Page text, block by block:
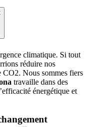
climatique. Si tout
réduire nos
CO2. Nous sommes fiers
travaille dans des
énergétique et